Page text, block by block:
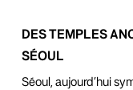
DES TEMPLES
SÉOUL
Séoul, aujourd’hui